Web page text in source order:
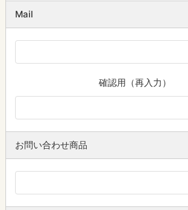
Mail
確認用（再入力）
お問い合わせ商品